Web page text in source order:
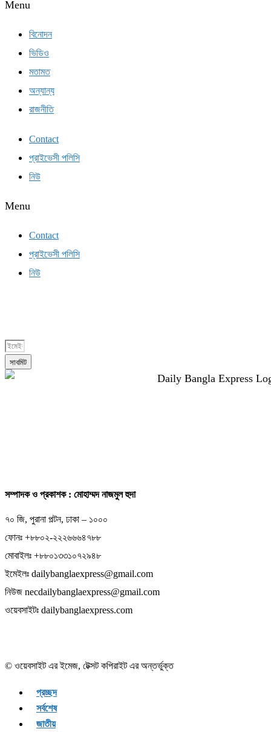
Menu
বিনোদন
ভিডিও
মতামত
অন্যান্য
রাজনীতি
Contact
প্রাইভেসী পলিসি
নিউ
Menu
Contact
প্রাইভেসী পলিসি
নিউ
সাবমিট
সম্পাদক ও প্রকাশক : মোহাম্মদ নাজমুল হুদা
৭০ জি, পুরানা পল্টন, ঢাকা – ১০০০
ফোনঃ +৮৮০২-২২২৬৬৬৪৭৮৮
মোবাইলঃ +৮৮০১৩৩১০৭২৯৪৮
ইমেইলঃ dailybanglaexpress@gmail.com
নিউজ necdailybanglaexpress@gmail.com
ওয়েবসাইটঃ dailybanglaexpress.com
© ওয়েবসাইট এর ইমেজ, টেক্সট কপিরাইট এর অন্তর্ভুক্ত
প্রচ্ছদ
সর্বশেষ
জাতীয়